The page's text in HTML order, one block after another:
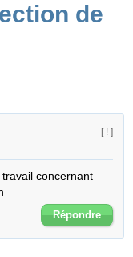
de
[ ! ]
concernant
Répondre